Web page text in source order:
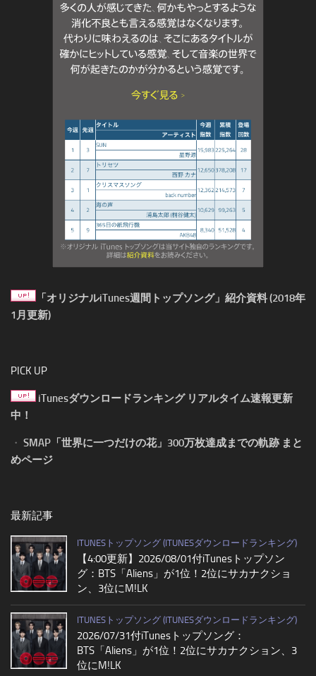
「オリジナルiTunes週間トップソング」紹介資料 (2018年
1月更新)
PICK UP
iTunesダウンロードランキング リアルタイム速報更新
中！
・ SMAP「世界に一つだけの花」300万枚達成までの軌跡 まと
めページ
最新記事
ITUNESトップソング (ITUNESダウンロードランキング)
【4:00更新】2026/08/01付iTunesトップソン
グ：BTS「Aliens」が1位！2位にサカナクショ
ン、3位にM!LK
ITUNESトップソング (ITUNESダウンロードランキング)
2026/07/31付iTunesトップソング：
BTS「Aliens」が1位！2位にサカナクション、3
位にM!LK